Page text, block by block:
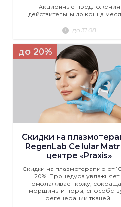
Акционные предложения
действительны до конца
до 31.08
до 20%
Скидки на
RegenLab Cellular
центре «Praxis»
Скидки на плазмотерапию от
20%. Процедура увлажняет
омолаживает кожу,
морщины и поры,
регенерации тканей.